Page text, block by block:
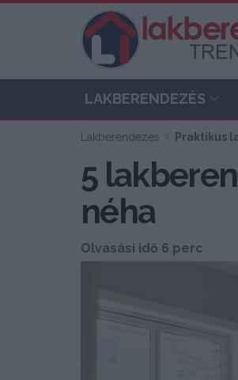
LAKBERENDEZÉS
Lakberendezés Praktikus
5
néha
Olvasási idő 6 perc